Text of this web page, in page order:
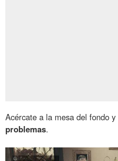
Acércate a la mesa del fondo y
problemas.